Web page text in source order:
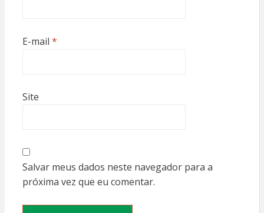
E-mail *
Site
Salvar meus dados neste navegador para a
próxima vez que eu comentar.